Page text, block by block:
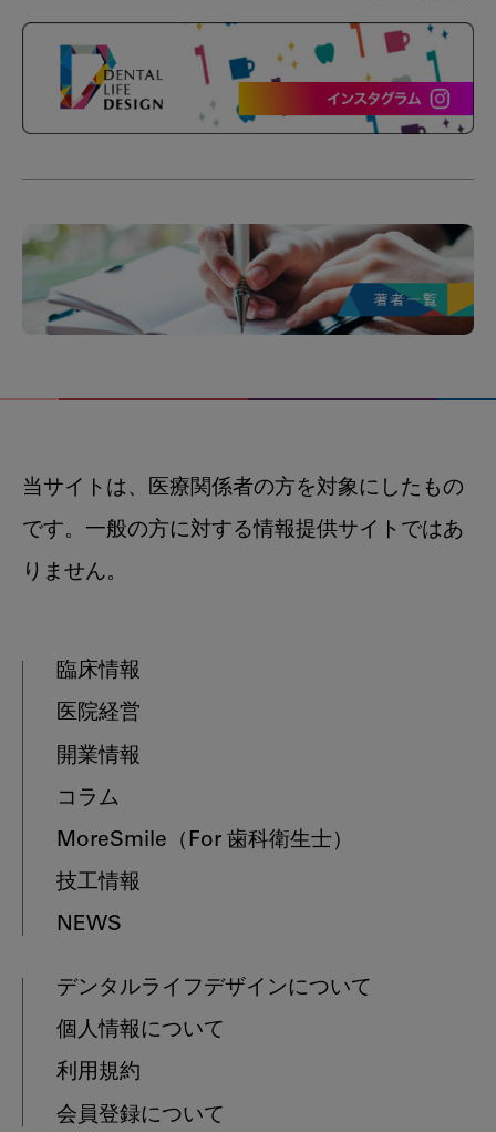
当サイトは、医療関係者の方を対象にしたもの
です。一般の方に対する情報提供サイトではあ
りません。
臨床情報
医院経営
開業情報
コラム
MoreSmile （For 歯科衛生士）
技工情報
NEWS
デンタルライフデザインについて
個人情報について
利用規約
会員登録について